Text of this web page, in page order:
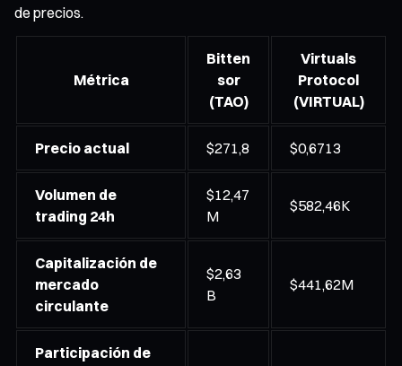
de precios.
Métrica
Bitten
sor
(TAO)
Virtuals
Protocol
(VIRTUAL)
Precio actual $271,8 $0,6713
Volumen de
trading 24h
$12,47
M
$582,46K
Capitalización de
mercado
circulante
$2,63
B
$441,62M
Participación de